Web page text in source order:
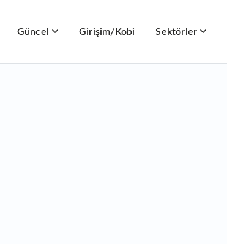
Güncel Girişim/Kobi Sektörler